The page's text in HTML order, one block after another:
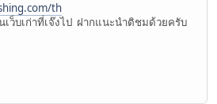
th
ว็บเก่าที่เจ๊งไป ฝากแนะนำติชมด้วยครับ